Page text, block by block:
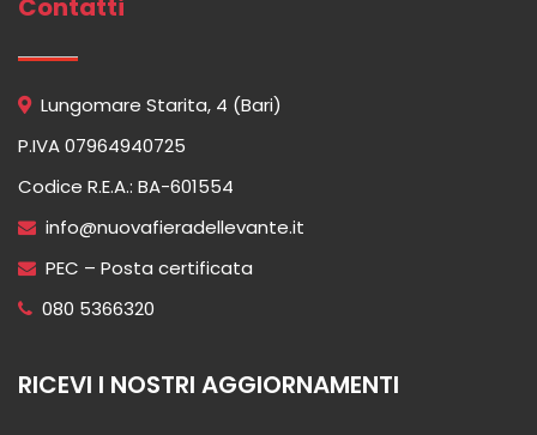
Contatti
Lungomare Starita, 4 (Bari)
P.IVA 07964940725
Codice R.E.A.: BA-601554
info@nuovafieradellevante.it
PEC – Posta certificata
080 5366320
RICEVI I NOSTRI AGGIORNAMENTI